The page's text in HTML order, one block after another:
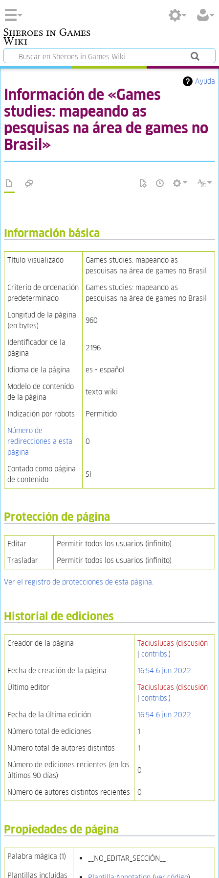
Sheroes in Games
Wiki
Ayuda
Información de «Games
studies: mapeando as
pesquisas na área de games no
Brasil»
Información básica
Título visualizado
Games studies: mapeando as
pesquisas na área de games no Brasil
Criterio de ordenación
predeterminado
Games studies: mapeando as
pesquisas na área de games no Brasil
Longitud de la página
(en bytes)
960
Identificador de la
página
2196
Idioma de la página
es - español
Modelo de contenido
de la página
texto wiki
Indización por robots
Permitido
Número de
redirecciones a esta
página
0
Contado como página
de contenido
Sí
Protección de página
Editar
Permitir todos los usuarios (infinito)
Trasladar
Permitir todos los usuarios (infinito)
Ver el registro de protecciones de esta página.
Historial de ediciones
Creador de la página Taciuslucas (discusión
| contribs. )
Fecha de creación de la página
16:54 6 jun 2022
Último editor
Taciuslucas (discusión
| contribs. )
Fecha de la última edición
16:54 6 jun 2022
Número total de ediciones
1
Número total de autores distintos
1
Número de ediciones recientes (en los
últimos 90 días)
0
Número de autores distintos recientes 0
Propiedades de página
Palabra mágica (1)
__NO_EDITAR_SECCIÓN__
Plantillas incluidas